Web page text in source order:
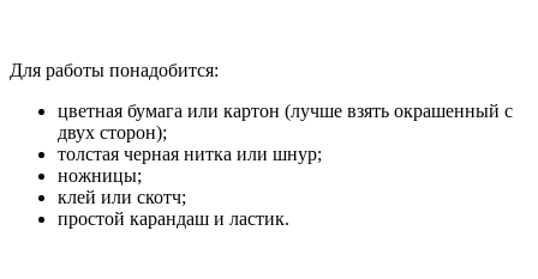
Для работы понадобится:
цветная бумага или картон (лучше взять окрашенный с
двух сторон);
толстая черная нитка или шнур;
ножницы;
клей или скотч;
простой карандаш и ластик.